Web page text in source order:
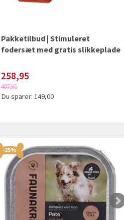
Pakketilbud | Stimuleret
fodersæt med gratis slikkeplade
258,95
407,95
Du sparer: 149,00
-25%